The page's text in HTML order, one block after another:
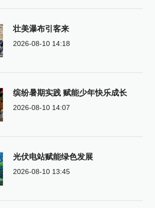
壮美瀑布引客来
2026-08-10 14:18
缤纷暑期实践 赋能少年快乐成长
2026-08-10 14:07
光伏电站赋能绿色发展
2026-08-10 13:45